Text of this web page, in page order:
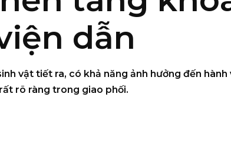
dẫn
vật tiết ra, có khả năng ảnh hưởng đến
rõ ràng trong giao phối.